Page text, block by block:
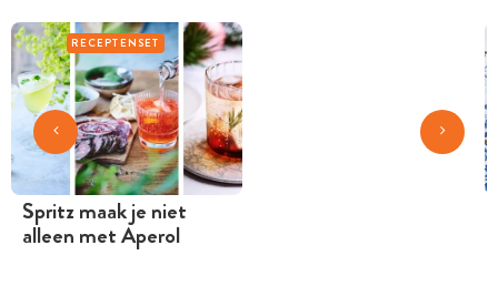
RECEPTENSET
Spritz maak je niet
alleen met Aperol